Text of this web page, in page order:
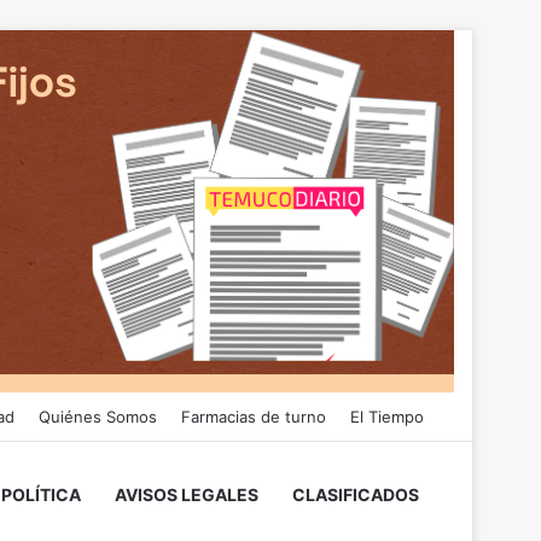
Quiénes Somos Farmacias de turno El Tiempo
POLÍTICA AVISOS LEGALES CLASIFICADOS